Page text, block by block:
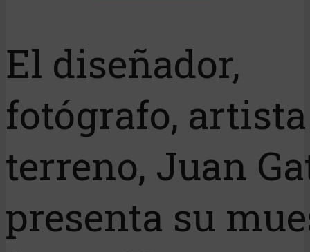
El diseñador,
fotógrafo,
terreno, Juan
presenta su